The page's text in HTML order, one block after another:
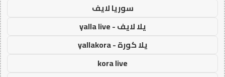
سوريا لايف
يلا لايف - yalla live
يلا كورة - yallakora
kora live